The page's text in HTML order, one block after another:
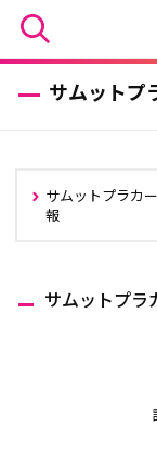
サムットプ
サムットプラカ
報
サムットプラ